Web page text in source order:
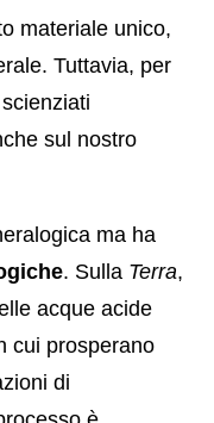
materiale unico,
Tuttavia, per
sul nostro
ma ha
. Sulla Terra,
acque acide
cui prosperano
di